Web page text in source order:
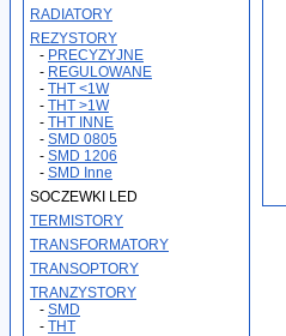
RADIATORY
REZYSTORY
- PRECYZYJNE
- REGULOWANE
- THT <1W
- THT >1W
- THT INNE
- SMD 0805
- SMD 1206
- SMD Inne
SOCZEWKI LED
TERMISTORY
TRANSFORMATORY
TRANSOPTORY
TRANZYSTORY
- SMD
- THT